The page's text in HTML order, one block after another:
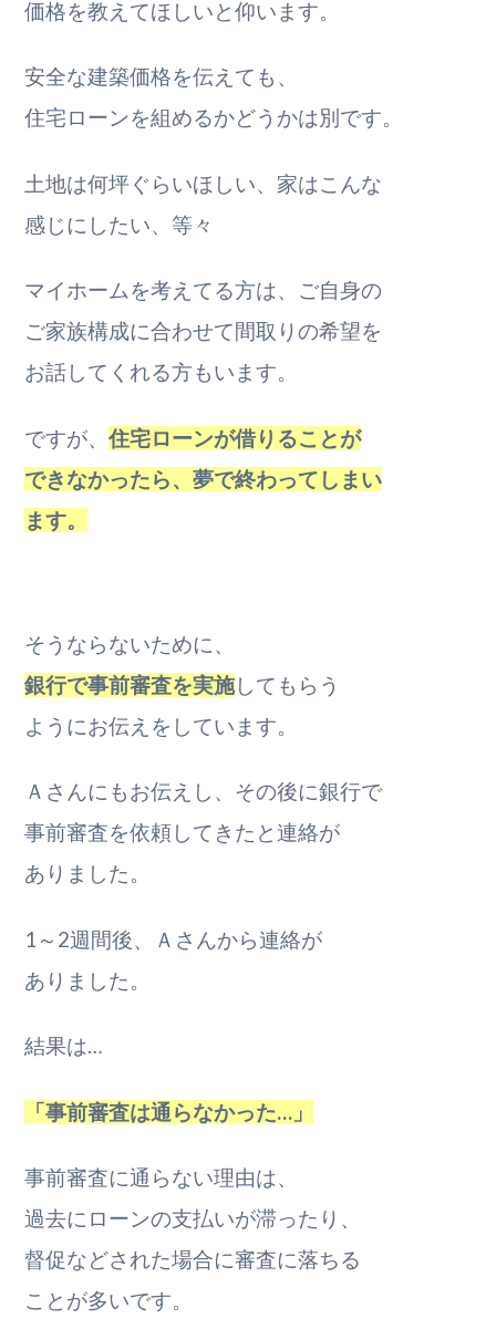
価格を教えてほしいと仰います。
安全な建築価格を伝えても、
住宅ローンを組めるかどうかは別です。
土地は何坪ぐらいほしい、家はこんな
感じにしたい、等々
マイホームを考えてる方は、ご自身の
ご家族構成に合わせて間取りの希望を
お話してくれる方もいます。
ですが、住宅ローンが借りることが
できなかったら、夢で終わってしまい
ます。
そうならないために、
銀行で事前審査を実施してもらう
ようにお伝えをしています。
Ａさんにもお伝えし、その後に銀行で
事前審査を依頼してきたと連絡が
ありました。
1～2週間後、Ａさんから連絡が
ありました。
結果は…
「事前審査は通らなかった…」
事前審査に通らない理由は、
過去にローンの支払いが滞ったり、
督促などされた場合に審査に落ちる
ことが多いです。